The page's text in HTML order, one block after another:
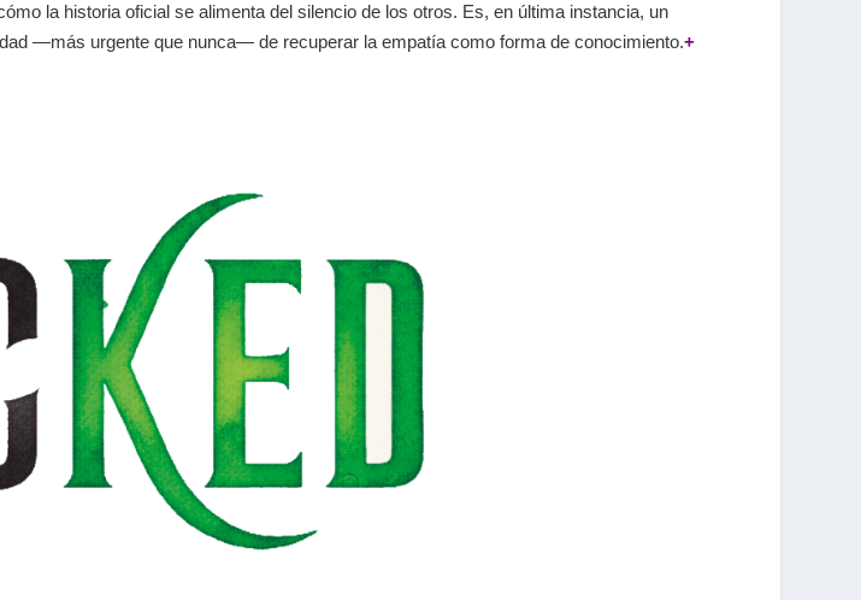
la historia oficial se alimenta del silencio de los otros. Es, en última instancia, un
—más urgente que nunca— de recuperar la empatía como forma de conocimiento.+